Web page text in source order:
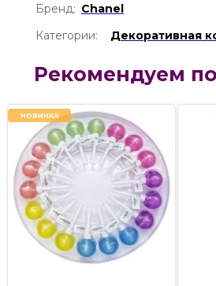
Бренд: Chanel
Категории:
Декоративная
Рекомендуем
НОВИНКА